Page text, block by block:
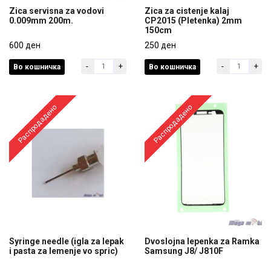
0.009mm 200m.
600 ден
Zica servisna za vodovi
0.009mm 200m.
600 ден
Во кошничка - +
Zica za cistenje kalaj
CP2015 (Pletenka) 2mm
250 ден
Zica za cistenje kalaj
CP2015 (Pletenka) 2mm
150cm
250 ден
Во кошничка - +
Распродадено
Syringe needle (igla za lepak
i pasta za lemenje vo spric)
Распродадено
Dvoslojna lepenka za Ramka
Samsung J8/ J810F